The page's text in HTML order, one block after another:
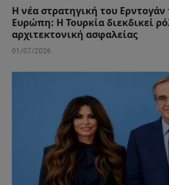
Η νέα στρατηγική του Ερντογάν
Ευρώπη: Η Τουρκία διεκδικεί
αρχιτεκτονική ασφαλείας
01/07/2026